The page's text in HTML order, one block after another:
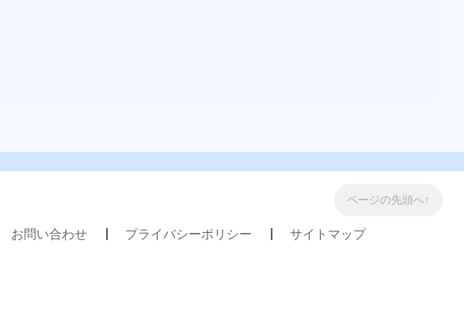
ページの先頭へ↑
お問い合わせ プライバシーポリシー サイトマップ